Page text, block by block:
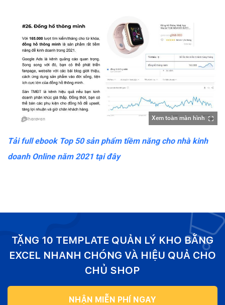
Xem toàn màn hình
Tải full ebook Top 50 sản phẩm tiềm năng cho nhà kinh
doanh Online năm 2021 tại đây
TẶNG 10 TEMPLATE QUẢN LÝ KHO BẰNG
EXCEL NHANH CHÓNG VÀ HIỆU QUẢ CHO
CHỦ SHOP
NHẬN MIỄN PHÍ NGAY